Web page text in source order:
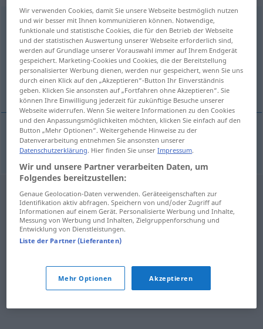
blasonieren [-zoˈniːrən]v/t <keinge-;h>
Übersicht aller Übersetzungen
(Für mehr Details die Übersetzung anklicken/antippen)
emblazon
(em)blazon blasonierenWappen
Wir verwenden Cookies, damit Sie unsere Webseite bestmöglich nutzen
und wir besser mit Ihnen kommunizieren können. Notwendige,
funktionale und statistische Cookies, die für den Betrieb der Webseite
und der statistischen Auswertung unserer Webseite erforderlich sind,
werden auf Grundlage unserer Vorauswahl immer auf Ihrem Endgerät
gespeichert. Marketing-Cookies und Cookies, die der Bereitstellung
personalisierter Werbung dienen, werden nur gespeichert, wenn Sie uns
durch einen Klick auf den „Akzeptieren“-Button Ihr Einverständnis
geben. Klicken Sie ansonsten auf „Fortfahren ohne Akzeptieren“. Sie
können Ihre Einwilligung jederzeit für zukünftige Besuche unserer
Webseite widerrufen. Wenn Sie weitere Informationen zu den Cookies
und den Anpassungsmöglichkeiten möchten, klicken Sie einfach auf den
Button „Mehr Optionen“. Weitergehende Hinweise zu der
Datenverarbeitung entnehmen Sie ansonsten unserer
Datenschutzerklärung. Hier finden Sie unserImpressum.
Wir und unsere Partner verarbeiten Daten, um
Folgendes bereitzustellen:
Genaue Geolocation-Daten verwenden. Geräteeigenschaften zur
Identifikation aktiv abfragen. Speichern von und/oder Zugriff auf
Informationen auf einem Gerät. Personalisierte Werbung und Inhalte,
Messung von Werbung und Inhalten, Zielgruppenforschung und
Entwicklung von Dienstleistungen.
Liste der Partner (Lieferanten)
Mehr Optionen Akzeptieren